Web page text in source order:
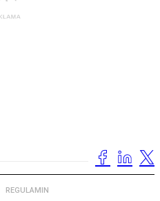
REGULAMIN